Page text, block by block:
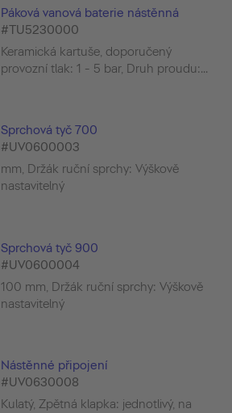
Páková vanová baterie nástěnná
#TU5230000
Keramická kartuše, doporučený
provozní tlak: 1 - 5 bar, Druh proudu:...
Sprchová tyč 700
#UV0600003
mm, Držák ruční sprchy: Výškově
nastavitelný
Sprchová tyč 900
#UV0600004
100 mm, Držák ruční sprchy: Výškově
nastavitelný
Nástěnné připojení
#UV0630008
Kulatý, Zpětná klapka: jednotlivý, na